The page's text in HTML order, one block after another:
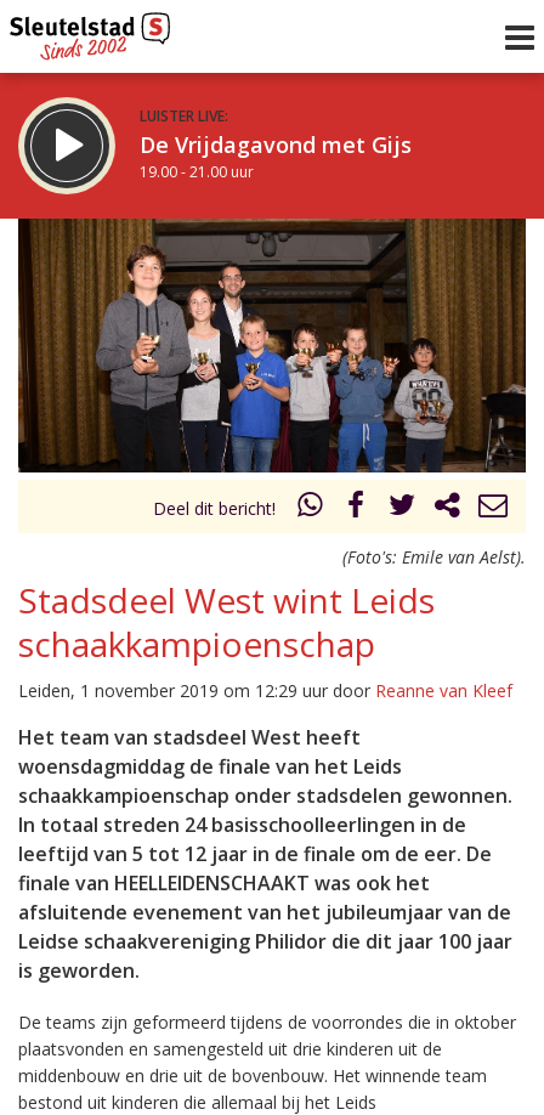
LUISTER LIVE:
De Vrijdagavond met Gijs
19.00 - 21.00 uur
STRAKS:
De avond van Sleutelstad
21.00 - 0.00 uur
Vorig uur
uur 1 van 0 Volgend uur
Inklappen
Deel dit bericht!
(Foto's: Emile van Aelst).
Stadsdeel West wint Leids
schaakkampioenschap
Leiden, 1 november 2019 om 12:29 uur door Reanne van Kleef
Het team van stadsdeel West heeft
woensdagmiddag de finale van het Leids
schaakkampioenschap onder stadsdelen gewonnen.
In totaal streden 24 basisschoolleerlingen in de
leeftijd van 5 tot 12 jaar in de finale om de eer. De
finale van HEELLEIDENSCHAAKT was ook het
afsluitende evenement van het jubileumjaar van de
Leidse schaakvereniging Philidor die dit jaar 100 jaar
is geworden.
De teams zijn geformeerd tijdens de voorrondes die in oktober
plaatsvonden en samengesteld uit drie kinderen uit de
middenbouw en drie uit de bovenbouw. Het winnende team
bestond uit kinderen die allemaal bij het Leids